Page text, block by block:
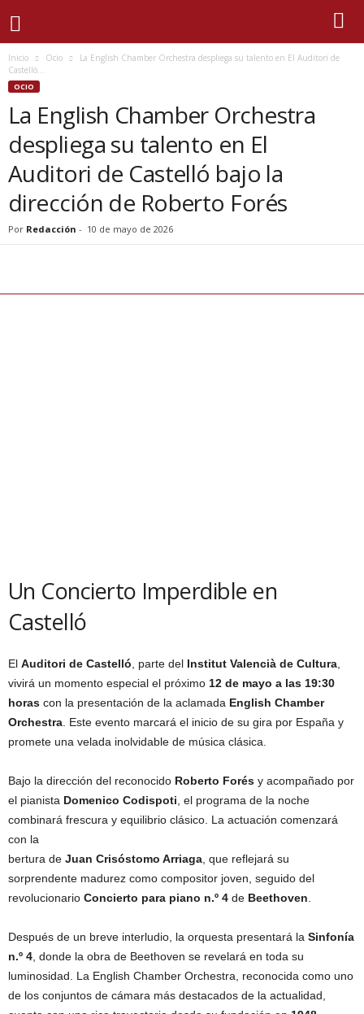
Inicio Ocio
La English Chamber Orchestra despliega su talento en El Auditori de
Castelló...
OCIO
La English Chamber Orchestra
despliega su talento en El
Auditori de Castelló bajo la
dirección de Roberto Forés
Por Redacción - 10 de mayo de 2026
Un Concierto Imperdible en
Castelló
El Auditori de Castelló, parte del Institut Valencià de Cultura,
vivirá un momento especial el próximo 12 de mayo a las 19:30
horas con la presentación de la aclamada English Chamber
Orchestra. Este evento marcará el inicio de su gira por España y
promete una velada inolvidable de música clásica.
Bajo la dirección del reconocido Roberto Forés y acompañado por
el pianista Domenico Codispoti, el programa de la noche
combinará frescura y equilibrio clásico. La actuación comenzará
con la
bertura de Juan Crisóstomo Arriaga, que reflejará su
sorprendente madurez como compositor joven, seguido del
revolucionario Concierto para piano n.º 4 de Beethoven.
Después de un breve interludio, la orquesta presentará la Sinfonía
n.º 4, donde la obra de Beethoven se revelará en toda su
luminosidad. La English Chamber Orchestra, reconocida como uno
de los conjuntos de cámara más destacados de la actualidad,